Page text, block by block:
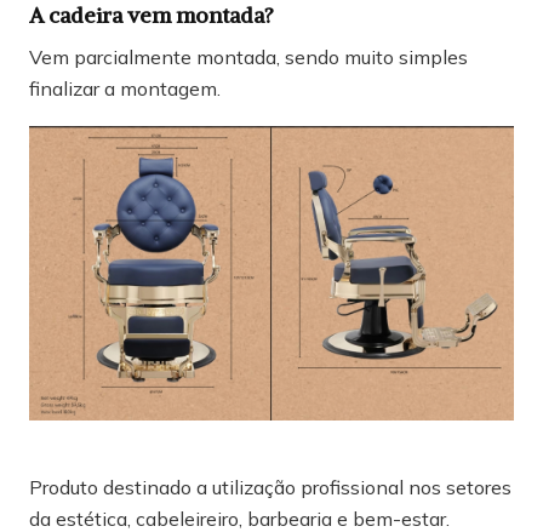
A cadeira vem montada?
Vem parcialmente montada, sendo muito simples
finalizar a montagem.
Produto destinado a utilização profissional nos setores
da estética, cabeleireiro, barbearia e bem-estar.